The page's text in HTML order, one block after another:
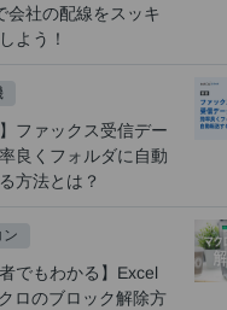
会社の配線をスッキ
よう！
】ファックス受信デー
良くフォルダに自動
方法とは？
ン
者でもわかる】Excel
ロのブロック解除方